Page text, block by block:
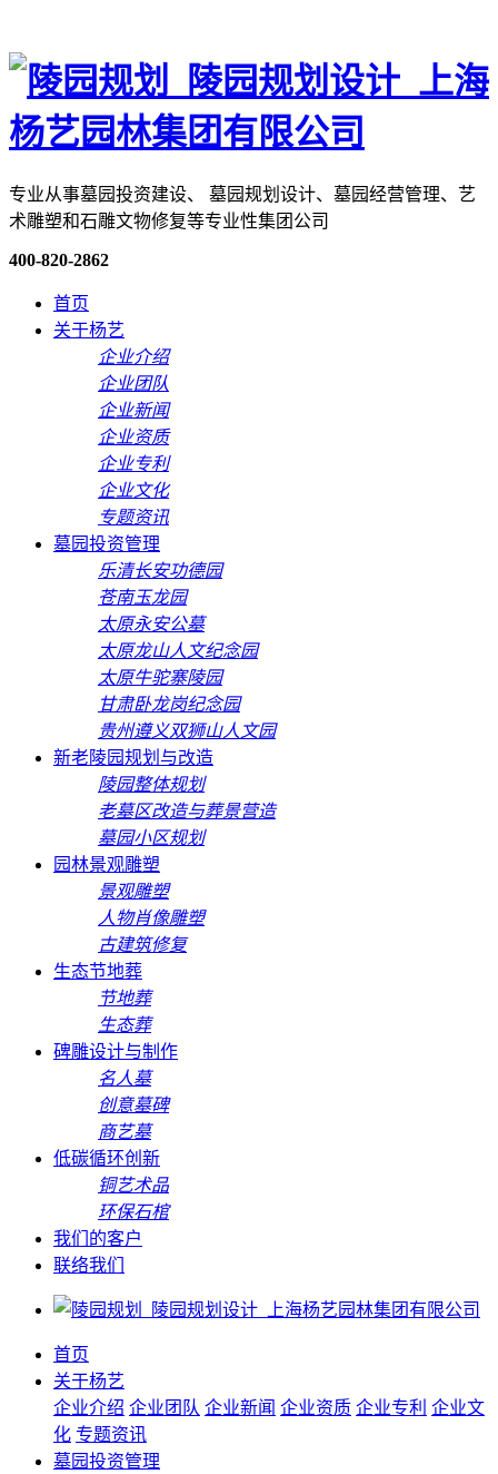
专业从事墓园投资建设、 墓园规划设计、墓园经营管理、艺
术雕塑和石雕文物修复等专业性集团公司
400-820-2862
首页
关于杨艺
企业介绍
企业团队
企业新闻
企业资质
企业专利
企业文化
专题资讯
墓园投资管理
乐清长安功德园
苍南玉龙园
太原永安公墓
太原龙山人文纪念园
太原牛驼寨陵园
甘肃卧龙岗纪念园
贵州遵义双狮山人文园
新老陵园规划与改造
陵园整体规划
老墓区改造与葬景营造
墓园小区规划
园林景观雕塑
景观雕塑
人物肖像雕塑
古建筑修复
生态节地葬
节地葬
生态葬
碑雕设计与制作
名人墓
创意墓碑
商艺墓
低碳循环创新
铜艺术品
环保石棺
我们的客户
联络我们
首页
关于杨艺
企业介绍 企业团队 企业新闻 企业资质 企业专利 企业文
化 专题资讯
墓园投资管理